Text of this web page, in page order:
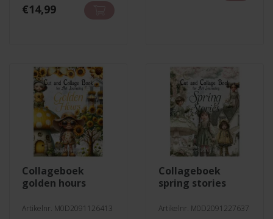
€14,99
collageboek
golden hours
Artikelnr. M0D2091126413
collageboek
spring stories
Artikelnr. M0D2091227637